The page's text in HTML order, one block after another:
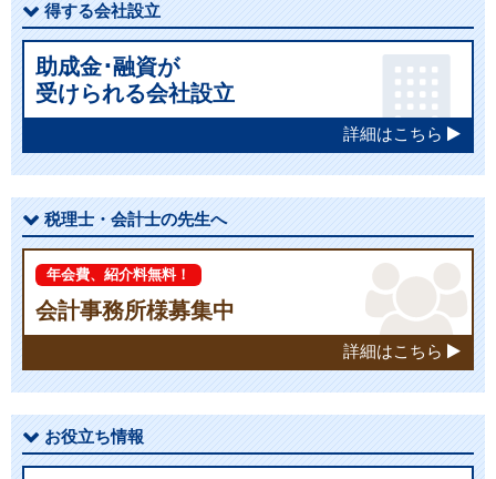
得する会社設立
助成金･融資が
受けられる会社設立
詳細はこちら
税理士・会計士の先生へ
年会費、紹介料無料！
会計事務所様募集中
詳細はこちら
お役立ち情報